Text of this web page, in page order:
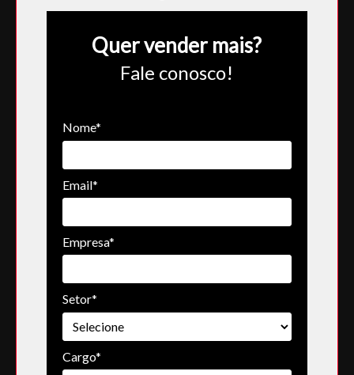
Quer vender mais?
Fale conosco!
Nome*
Email*
Empresa*
Setor*
Cargo*